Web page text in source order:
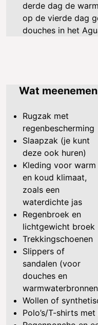
derde dag de
op de vierde dag
douches in het
Wat
Rugzak met
regenbescherming
Slaapzak (je kunt
deze ook huren)
Kleding voor warm
en koud klimaat,
zoals een
waterdichte jas
Regenbroek en
lichtgewicht broek
Trekkingschoenen
Slippers of
sandalen (voor
douches en
Wollen of
Polo’s/T-shirts